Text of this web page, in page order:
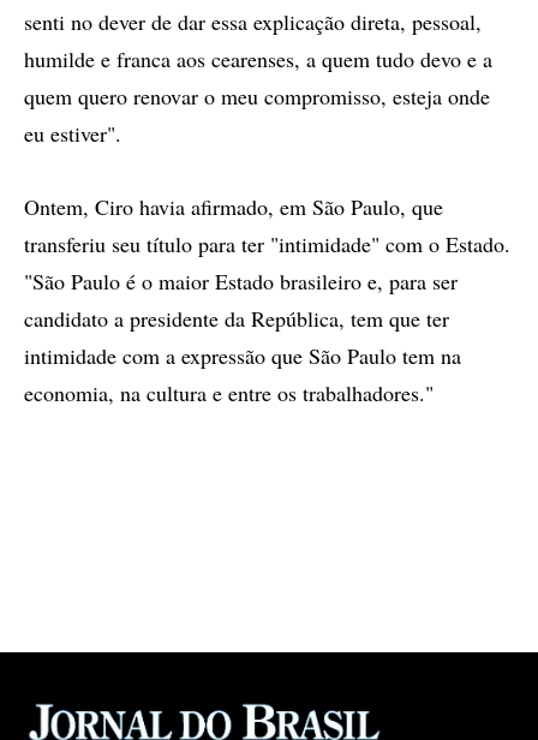
senti no dever de dar essa explicação direta, pessoal,
humilde e franca aos cearenses, a quem tudo devo e a
quem quero renovar o meu compromisso, esteja onde
eu estiver".
Ontem, Ciro havia afirmado, em São Paulo, que
transferiu seu título para ter "intimidade" com o Estado.
"São Paulo é o maior Estado brasileiro e, para ser
candidato a presidente da República, tem que ter
intimidade com a expressão que São Paulo tem na
economia, na cultura e entre os trabalhadores."